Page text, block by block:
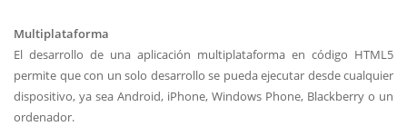
Multiplataforma
El desarrollo de una aplicación multiplataforma en código HTML5
permite que con un solo desarrollo se pueda ejecutar desde cualquier
dispositivo, ya sea Android, iPhone, Windows Phone, Blackberry o un
ordenador.